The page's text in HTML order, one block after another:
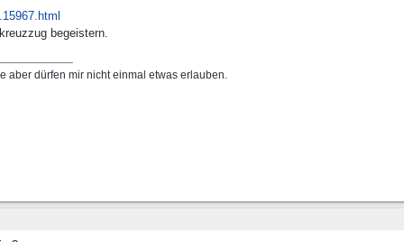
begeistern.
aber dürfen mir nicht einmal etwas erlauben.